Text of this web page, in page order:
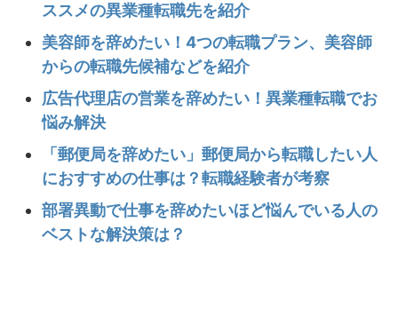
ススメの異業種転職先を紹介
美容師を辞めたい！4つの転職プラン、美容師
からの転職先候補などを紹介
広告代理店の営業を辞めたい！異業種転職でお
悩み解決
「郵便局を辞めたい」郵便局から転職したい人
におすすめの仕事は？転職経験者が考察
部署異動で仕事を辞めたいほど悩んでいる人の
ベストな解決策は？